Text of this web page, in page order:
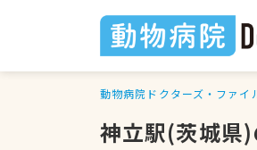
動物病院ドクターズ・ファイ
神立駅(茨城県